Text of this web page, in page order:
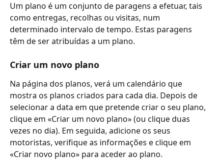
Um plano é um conjunto de paragens a efetuar, tais
como entregas, recolhas ou visitas, num
determinado intervalo de tempo. Estas paragens
têm de ser atribuídas a um plano.
Criar um novo plano
Na página dos planos, verá um calendário que
mostra os planos criados para cada dia. Depois de
selecionar a data em que pretende criar o seu plano,
clique em «Criar um novo plano» (ou clique duas
vezes no dia). Em seguida, adicione os seus
motoristas, verifique as informações e clique em
«Criar novo plano» para aceder ao plano.